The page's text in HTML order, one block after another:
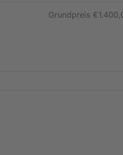
Grundpreis €